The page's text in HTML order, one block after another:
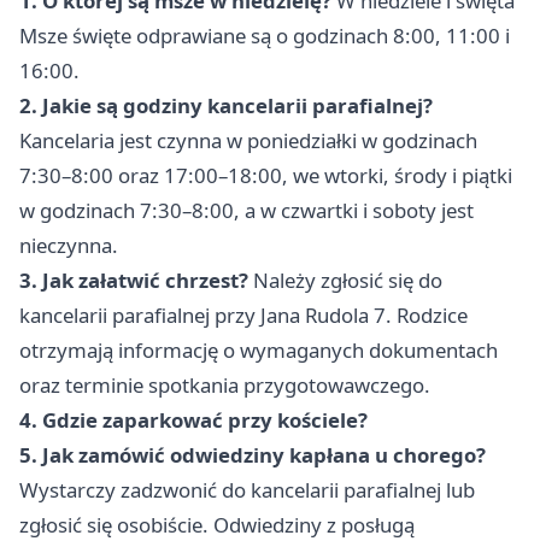
Msze święte odprawiane są o godzinach 8:00, 11:00 i
16:00.
2. Jakie są godziny kancelarii parafialnej?
Kancelaria jest czynna w poniedziałki w godzinach
7:30–8:00 oraz 17:00–18:00, we wtorki, środy i piątki
w godzinach 7:30–8:00, a w czwartki i soboty jest
nieczynna.
3. Jak załatwić chrzest? Należy zgłosić się do
kancelarii parafialnej przy Jana Rudola 7. Rodzice
otrzymają informację o wymaganych dokumentach
oraz terminie spotkania przygotowawczego.
4. Gdzie zaparkować przy kościele?
5. Jak zamówić odwiedziny kapłana u chorego?
Wystarczy zadzwonić do kancelarii parafialnej lub
zgłosić się osobiście. Odwiedziny z posługą